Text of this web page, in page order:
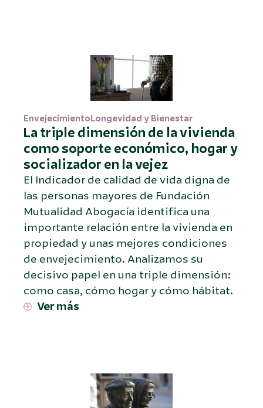
EnvejecimientoLongevidad y Bienestar
La triple dimensión de la vivienda
como soporte económico, hogar y
socializador en la vejez
El Indicador de calidad de vida digna de
las personas mayores de Fundación
Mutualidad Abogacía identifica una
importante relación entre la vivienda en
propiedad y unas mejores condiciones
de envejecimiento. Analizamos su
decisivo papel en una triple dimensión:
como casa, cómo hogar y cómo hábitat.
Ver más